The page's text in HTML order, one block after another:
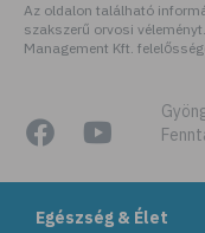
Egészség & Élet
# immunerősítés
# kézmosás
#
# bőrápolás
# izlandi zuzmó
Az oldalon található
szakszerű orvosi
Management Kft.